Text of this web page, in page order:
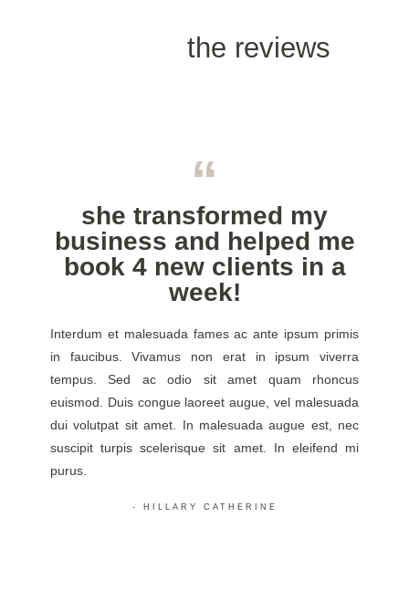
the reviews
“
she transformed my
business and helped me
book 4 new clients in a
week!
Interdum et malesuada fames ac ante ipsum primis
in faucibus. Vivamus non erat in ipsum viverra
tempus. Sed ac odio sit amet quam rhoncus
euismod. Duis congue laoreet augue, vel malesuada
dui volutpat sit amet. In malesuada augue est, nec
suscipit turpis scelerisque sit amet. In eleifend mi
purus.
- HILLARY CATHERINE